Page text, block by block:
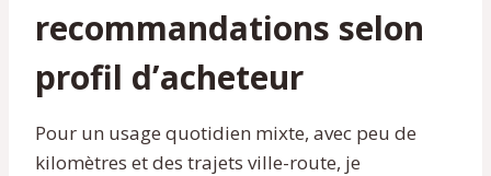
recommandations selon
profil d’acheteur
Pour un usage quotidien mixte, avec peu de
kilomètres et des trajets ville-route, je